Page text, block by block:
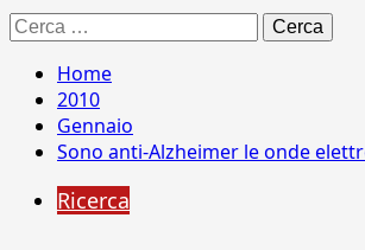
Ricerca
per:
Home
2010
Gennaio
Sono anti-Alzheimer le onde
Ricerca